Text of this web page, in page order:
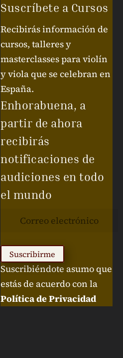
Suscríbete a Cursos
Recibirás información de
cursos, talleres y
masterclasses para violín
y viola que se celebran en
España.
Enhorabuena, a
partir de ahora
recibirás
notificaciones de
audiciones en todo
el mundo
Suscribirme
Suscribiéndote asumo que
estás de acuerdo con la
Política de Privacidad